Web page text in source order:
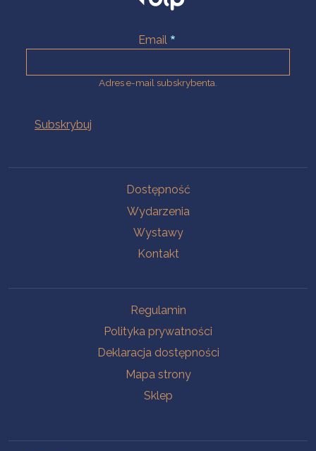
Email
Adres e-mail subskrybenta.
Dostępność
Wydarzenia
Wystawy
Kontakt
Regulamin
Polityka prywatności
Deklaracja dostępności
Mapa strony
Sklep